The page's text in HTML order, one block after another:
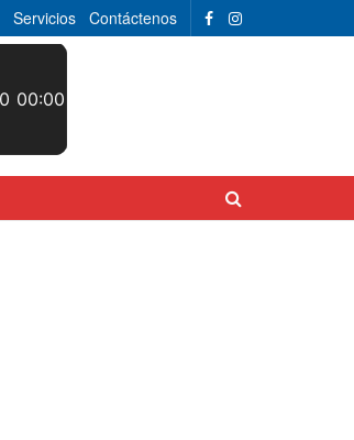
Servicios Contáctenos